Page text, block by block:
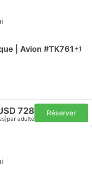
| Avion #TK761 +1
728
par adulte
Réserver